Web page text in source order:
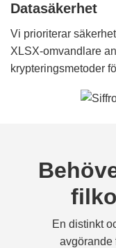
Datasäkerhet
Vi prioriterar
XLSX-omvandlare
krypteringsmetoder
En distinkt
avgörande